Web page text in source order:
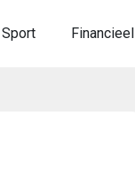
Sport Financieel